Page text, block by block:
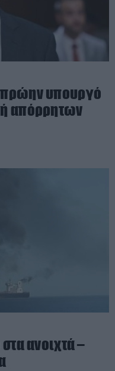
υπουργό
απόρρητων
ανοιχτά –